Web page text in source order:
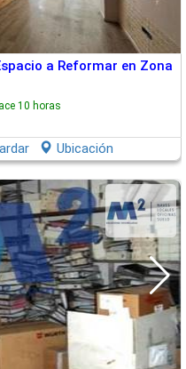
a Reformar en Zona
10 horas
Ubicación